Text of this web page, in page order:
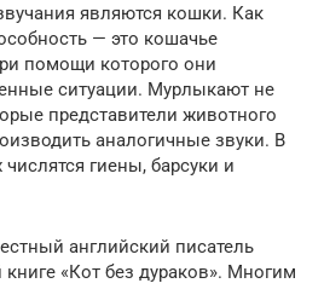
являются кошки. Как
— это кошачье
помощи которого они
ситуации. Мурлыкают не
представители животного
аналогичные звуки. В
гиены, барсуки и
английский писатель
«Кот без дураков». Многим